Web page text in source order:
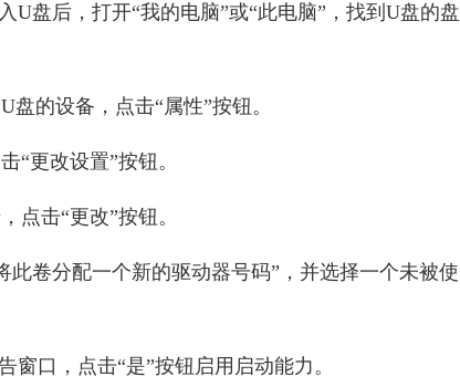
U盘后，打开“我的电脑”或“此电脑”，找到U盘的盘
的设备，点击“属性”按钮。
“更改设置”按钮。
点击“更改”按钮。
卷分配一个新的驱动器号码”，并选择一个未被使
口，点击“是”按钮启用启动能力。